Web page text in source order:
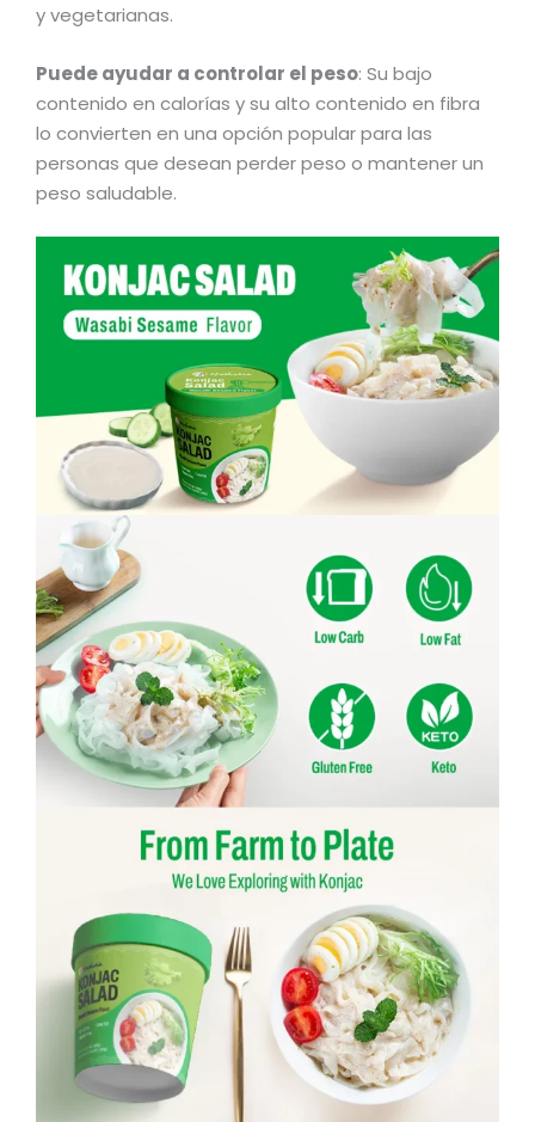
y vegetarianas.
Puede ayudar a controlar el peso: Su bajo
contenido en calorías y su alto contenido en fibra
lo convierten en una opción popular para las
personas que desean perder peso o mantener un
peso saludable.